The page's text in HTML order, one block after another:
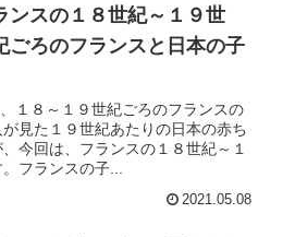
ンスの１８世紀～１９世
ごろのフランスと日本の子
１８～１９世紀ごろのフランスの
見た１９世紀あたりの日本の赤ち
今回は、フランスの１８世紀～１
フランスの子...
2021.05.08